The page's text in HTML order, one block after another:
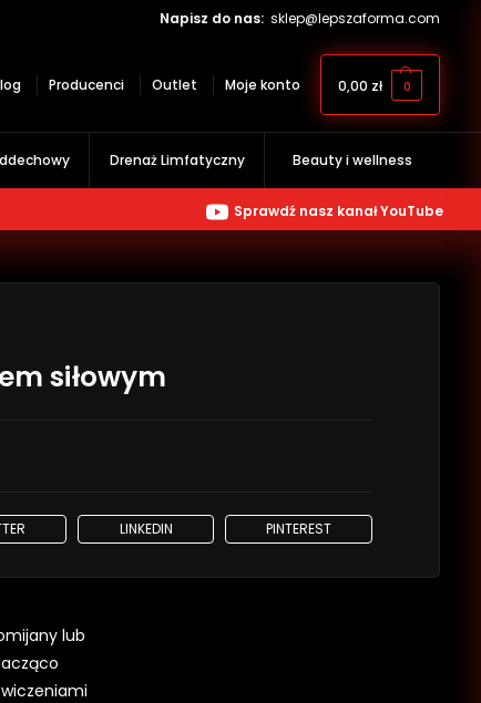
Napisz do nas: sklep@lepszaforma.com
Producenci Outlet Moje konto 0,00 zł 0
Drenaż Limfatyczny Beauty i wellness
Sprawdź nasz kanał YouTube
siłowym
LINKEDIN PINTEREST
lub